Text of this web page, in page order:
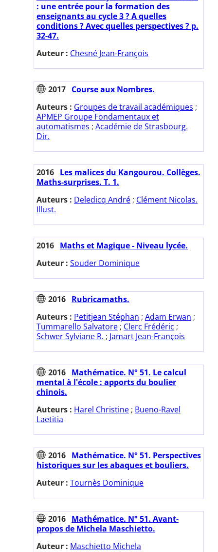
: une entrée pour la formation des
enseignants au cycle 3 ? A quelles
conditions ? Avec quelles perspectives ? p.
32-47.
Auteur : Chesné Jean-François
2017 Course aux Nombres.
Auteurs : Groupes de travail académiques ;
APMEP Groupe Fondamentaux et
automatismes ; Académie de Strasbourg.
Dir.
2016 Les malices du Kangourou. Collèges.
Maths-surprises. T. 1.
Auteurs : Deledicq André ; Clément Nicolas.
Illust.
2016 Maths et Magique - Niveau lycée.
Auteur : Souder Dominique
2016 Rubricamaths.
Auteurs : Petitjean Stéphan ; Adam Erwan ;
Tummarello Salvatore ; Clerc Frédéric ;
Schwer Sylviane R. ; Jamart Jean-François
2016 Mathématice. N° 51. Le calcul
mental à l'école : apports du boulier
chinois.
Auteurs : Harel Christine ; Bueno-Ravel
Laetitia
2016 Mathématice. N° 51. Perspectives
historiques sur les abaques et bouliers.
Auteur : Tournès Dominique
2016 Mathématice. N° 51. Avant-
propos de Michela Maschietto.
Auteur : Maschietto Michela